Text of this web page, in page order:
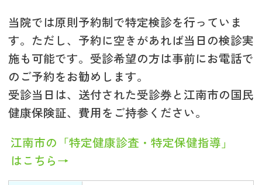
当院では原則予約制で特定検診を行っていま
す。ただし、予約に空きがあれば当日の検診実
施も可能です。受診希望の方は事前にお電話で
のご予約をお勧めします。
受診当日は、送付された受診券と江南市の国民
健康保険証、費用をご持参ください。
江南市の「特定健康診査・特定保健指導」
はこちら→